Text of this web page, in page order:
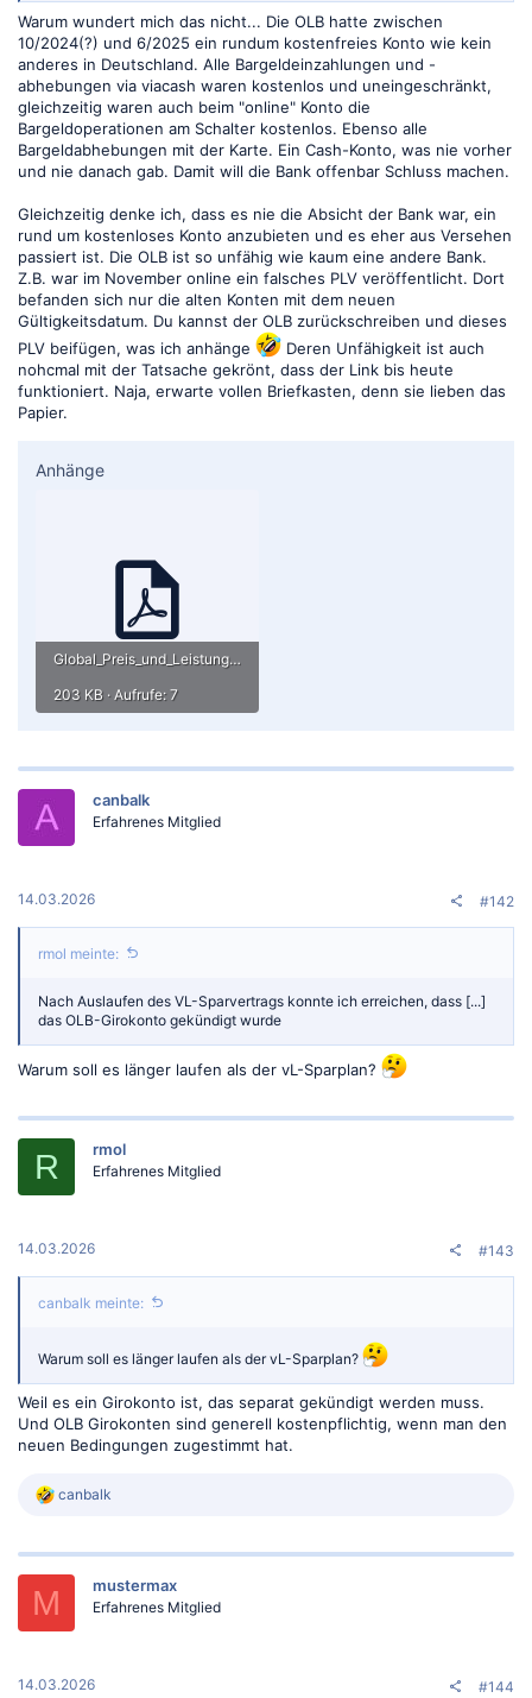
Warum wundert mich das nicht... Die OLB hatte zwischen
10/2024(?) und 6/2025 ein rundum kostenfreies Konto wie kein
anderes in Deutschland. Alle Bargeldeinzahlungen und -
abhebungen via viacash waren kostenlos und uneingeschränkt,
gleichzeitig waren auch beim "online" Konto die
Bargeldoperationen am Schalter kostenlos. Ebenso alle
Bargeldabhebungen mit der Karte. Ein Cash-Konto, was nie vorher
und nie danach gab. Damit will die Bank offenbar Schluss machen.
Gleichzeitig denke ich, dass es nie die Absicht der Bank war, ein
rund um kostenloses Konto anzubieten und es eher aus Versehen
passiert ist. Die OLB ist so unfähig wie kaum eine andere Bank.
Z.B. war im November online ein falsches PLV veröffentlicht. Dort
befanden sich nur die alten Konten mit dem neuen
Gültigkeitsdatum. Du kannst der OLB zurückschreiben und dieses
PLV beifügen, was ich anhänge
Deren Unfähigkeit ist auch
nohcmal mit der Tatsache gekrönt, dass der Link bis heute
funktioniert. Naja, erwarte vollen Briefkasten, denn sie lieben das
Papier.
Anhänge
Global_Preis_und_Leistungsverzeichnis_PLV.pdf
203 KB · Aufrufe: 7
canbalk
Erfahrenes Mitglied
14.03.2026 #142
rmol meinte:
Nach Auslaufen des VL-Sparvertrags konnte ich erreichen, dass [...]
das OLB-Girokonto gekündigt wurde
Warum soll es länger laufen als der vL-Sparplan?
R rmol
Erfahrenes Mitglied
14.03.2026 #143
canbalk meinte:
Warum soll es länger laufen als der vL-Sparplan?
Weil es ein Girokonto ist, das separat gekündigt werden muss.
Und OLB Girokonten sind generell kostenpflichtig, wenn man den
neuen Bedingungen zugestimmt hat.
R
k
i
:
canbalk
M mustermax
Erfahrenes Mitglied
14.03.2026 #144